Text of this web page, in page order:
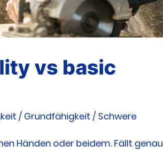
vs basic
/ Grundfähigkeit / Schwere
Händen oder beidem. Fällt genau